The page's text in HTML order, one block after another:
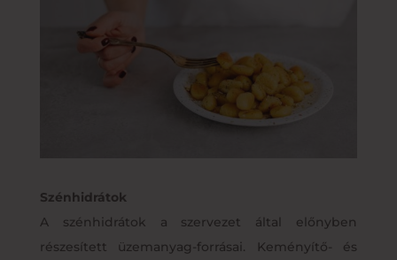
Szénhidrátok
A szénhidrátok a szervezet által előnyben
részesített üzemanyag-forrásai. Keményítő- és